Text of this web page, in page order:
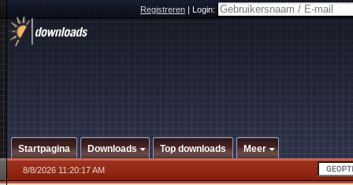
Registreren|Login:
Startpagina Downloads Top downloads Meer
8/8/2026 11:20:17 AM